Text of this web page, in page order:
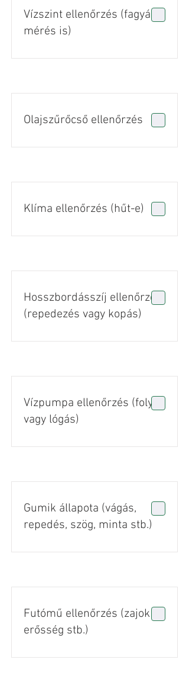
Vízszint ellenőrzés (fagyálló
mérés is)
Olajszűrőcső ellenőrzés
Klíma ellenőrzés (hűt-e)
Hosszbordásszíj ellenőrzés
(repedezés vagy kopás)
Vízpumpa ellenőrzés (folyás
vagy lógás)
Gumik állapota (vágás,
repedés, szög, minta stb.)
Futómű ellenőrzés (zajok +
erősség stb.)